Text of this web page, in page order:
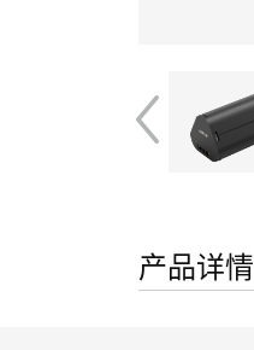
产品详情